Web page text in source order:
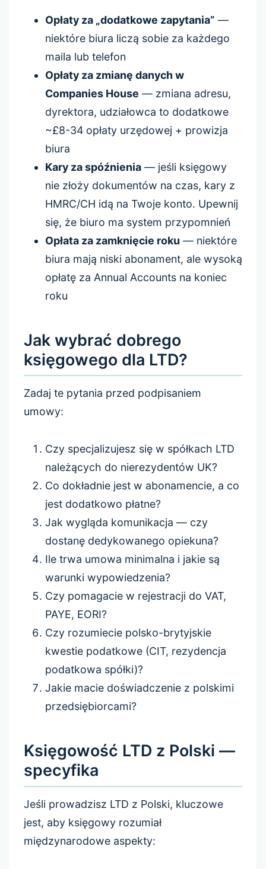
Opłaty za „dodatkowe zapytania” —
niektóre biura liczą sobie za każdego
maila lub telefon
Opłaty za zmianę danych w
Companies House — zmiana adresu,
dyrektora, udziałowca to dodatkowe
~£8-34 opłaty urzędowej + prowizja
biura
Kary za spóźnienia— jeśli księgowy
nie złoży dokumentów na czas, kary z
HMRC/CH idą na Twoje konto. Upewnij
się, że biuro ma system przypomnień
Opłata za zamknięcie roku — niektóre
biura mają niski abonament, ale wysoką
opłatę za Annual Accounts na koniec
roku
Jak wybrać dobrego
księgowego dla LTD?
Zadaj te pytania przed podpisaniem
umowy:
Czy specjalizujesz się w spółkach LTD
należących do nierezydentów UK?
Co dokładnie jest w abonamencie, a co
jest dodatkowo płatne?
Jak wygląda komunikacja — czy
dostanę dedykowanego opiekuna?
Ile trwa umowa minimalna i jakie są
warunki wypowiedzenia?
Czy pomagacie w rejestracji do VAT,
PAYE, EORI?
Czy rozumiecie polsko-brytyjskie
kwestie podatkowe (CIT, rezydencja
podatkowa spółki)?
Jakie macie doświadczenie z polskimi
przedsiębiorcami?
Księgowość LTD z Polski —
specyfika
Jeśli prowadzisz LTD z Polski, kluczowe
jest, aby księgowy rozumiał
międzynarodowe aspekty: